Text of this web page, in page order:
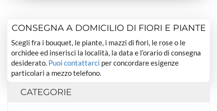
CONSEGNA A DOMICILIO DI FIORI E PIANTE
Scegli fra i bouquet, le piante, i mazzi di fiori, le rose o le
orchidee ed inserisci la località, la data e l’orario di consegna
desiderato. Puoi contattarci per concordare esigenze
particolari a mezzo telefono.
CATEGORIE